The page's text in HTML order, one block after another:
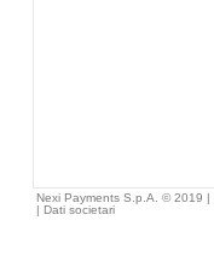
Nexi Payments S.p.A. © 2019 |
| Dati societari